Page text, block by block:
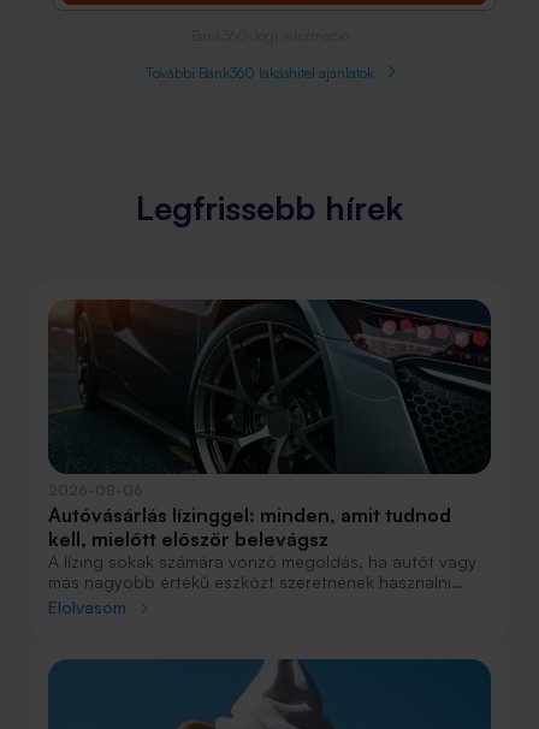
További Bank360 lakáshitel ajánlatok
Legfrissebb hírek
Autóvásárlás lízinggel: minden, amit tudnod
kell, mielőtt először belevágsz
A lízing sokak számára vonzó megoldás, ha autót vagy
más nagyobb értékű eszközt szeretnének használni
anélkül, hogy azt egy összegben ki kellene fizetniük.
fogalmak közül, amelyekkel biztosan találkozol.
Elolvasom